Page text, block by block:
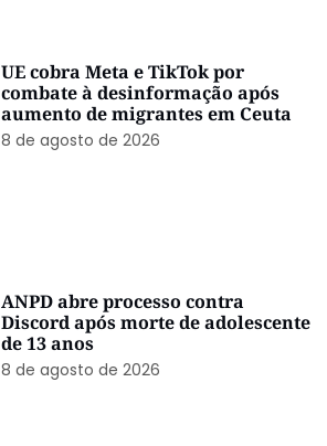
UE cobra Meta e TikTok por
combate à desinformação após
aumento de migrantes em Ceuta
8 de agosto de 2026
ANPD abre processo contra
Discord após morte de adolescente
de 13 anos
8 de agosto de 2026